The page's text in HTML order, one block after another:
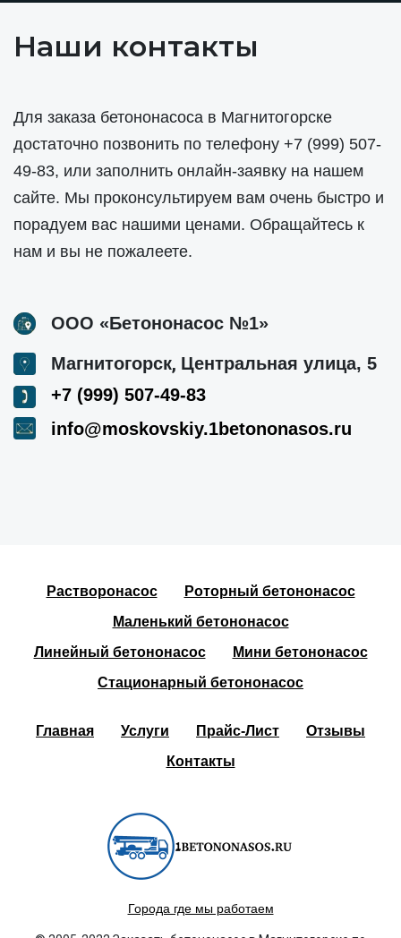
Наши контакты
Для заказа бетононасоса в Магнитогорске
достаточно позвонить по телефону +7 (999) 507-
49-83, или заполнить онлайн-заявку на нашем
сайте. Мы проконсультируем вам очень быстро и
порадуем вас нашими ценами. Обращайтесь к
нам и вы не пожалеете.
ООО «Бетононасос №1»
Магнитогорск, Центральная улица, 5
+7 (999) 507-49-83
info@moskovskiy.1betononasos.ru
Растворонасос
Роторный бетононасос
Маленький бетононасос
Линейный бетононасос
Мини бетононасос
Стационарный бетононасос
Главная Услуги Прайс-Лист
Отзывы
Контакты
Города где мы работаем